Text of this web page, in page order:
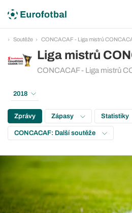
Soutěže CONCACAF - Liga mistrů
Liga mistrů
CONCACAF - Liga mistrů
2018
Zprávy Zápasy Statistiky
CONCACAF: Další soutěže